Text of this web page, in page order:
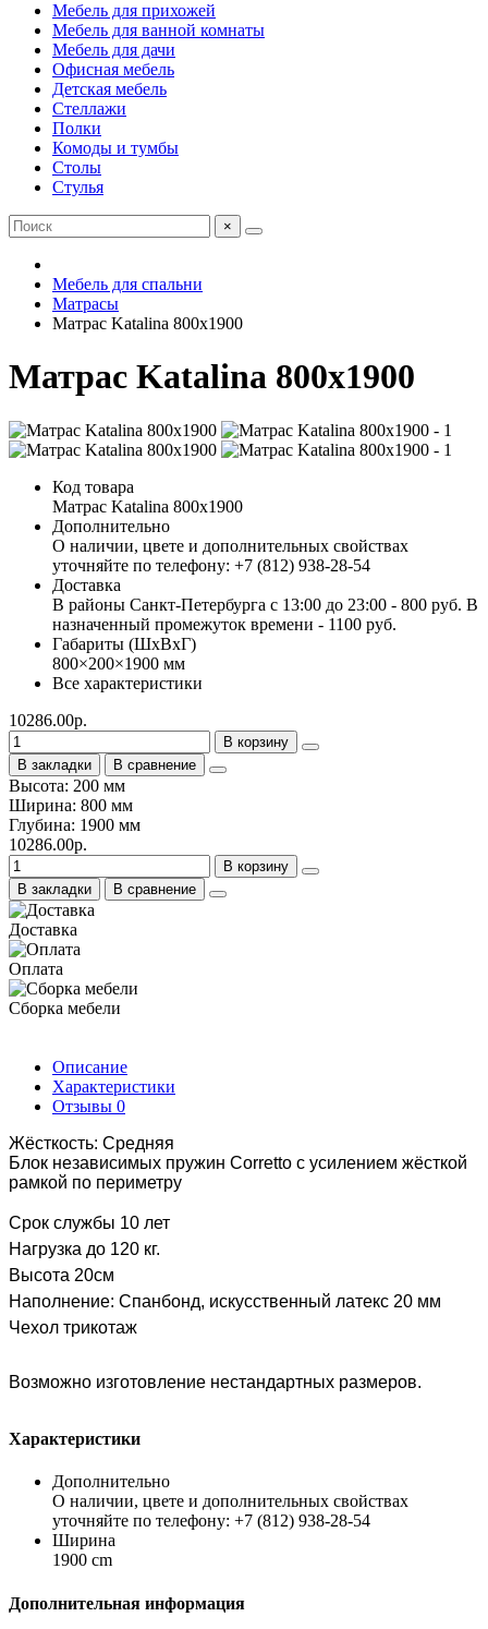
Мебель для прихожей
Мебель для ванной комнаты
Мебель для дачи
Офисная мебель
Детская мебель
Стеллажи
Полки
Комоды и тумбы
Столы
Стулья
×
Мебель для спальни
Матрасы
Матрас Katalina 800х1900
Матрас Katalina 800х1900
Код товара
Матрас Katalina 800х1900
Дополнительно
О наличии, цвете и дополнительных свойствах
уточняйте по телефону: +7 (812) 938-28-54
Доставка
В районы Санкт-Петербурга с 13:00 до 23:00 - 800 руб. В
назначенный промежуток времени - 1100 руб.
Габариты (ШхВхГ)
800×200×1900 мм
Все характеристики
10286.00р.
В корзину
В закладки
В сравнение
Высота: 200 мм
Ширина: 800 мм
Глубина: 1900 мм
10286.00р.
В корзину
В закладки
В сравнение
Доставка
Оплата
Сборка мебели
Описание
Характеристики
Отзывы 0
Жёсткость: Средняя
Блок независимых пружин Corretto с усилением жёсткой
рамкой по периметру
Срок службы 10 лет
Нагрузка до 120 кг.
Высота 20см
Наполнение: Спанбонд, искусственный латекс 20 мм
Чехол трикотаж
Возможно изготовление нестандартных размеров.
Характеристики
Дополнительно
О наличии, цвете и дополнительных свойствах
уточняйте по телефону: +7 (812) 938-28-54
Ширина
1900 cm
Дополнительная информация